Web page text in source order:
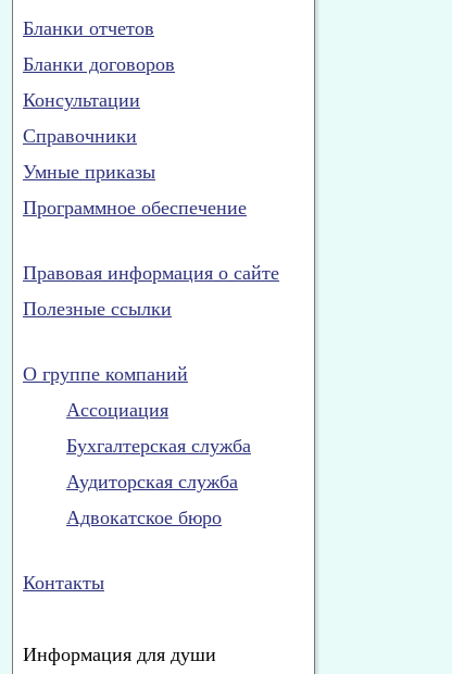
Бланки отчетов
Бланки договоров
Консультации
Справочники
Умные приказы
Программное обеспечение
Правовая информация о сайте
Полезные ссылки
О группе компаний
Ассоциация
Бухгалтерская служба
Аудиторская служба
Адвокатское бюро
Контакты
Информация для души